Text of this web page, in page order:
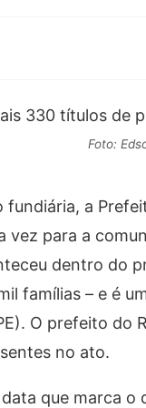
Foto:
fundiária, a
para a
dentro do
famílias – e é
O prefeito do
no ato.
que marca